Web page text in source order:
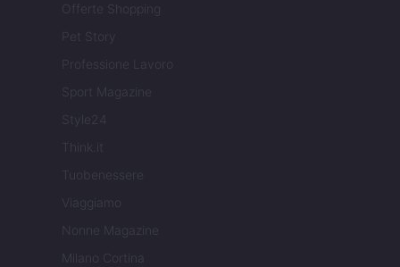
Offerte Shopping
Pet Story
Professione Lavoro
Sport Magazine
Style24
Think.it
Tuobenessere
Viaggiamo
Nonne Magazine
Milano Cortina